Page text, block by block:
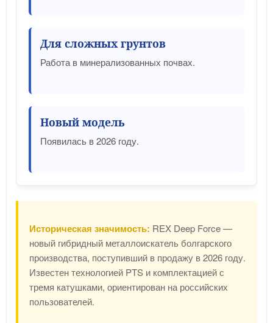
Для сложных грунтов
Работа в минерализованных почвах.
Новый модель
Появилась в 2026 году.
Историческая значимость: REX Deep Force —
новый гибридный металлоискатель болгарского
производства, поступивший в продажу в 2026 году.
Известен технологией PTS и комплектацией с
тремя катушками, ориентирован на российских
пользователей.